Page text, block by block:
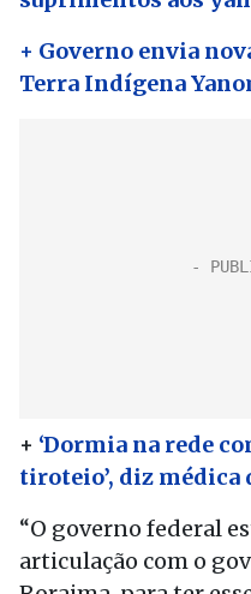
+ Governo envia
Terra Indígena
+ ‘Dormia na rede
tiroteio’, diz médica
“O governo federal
articulação com o